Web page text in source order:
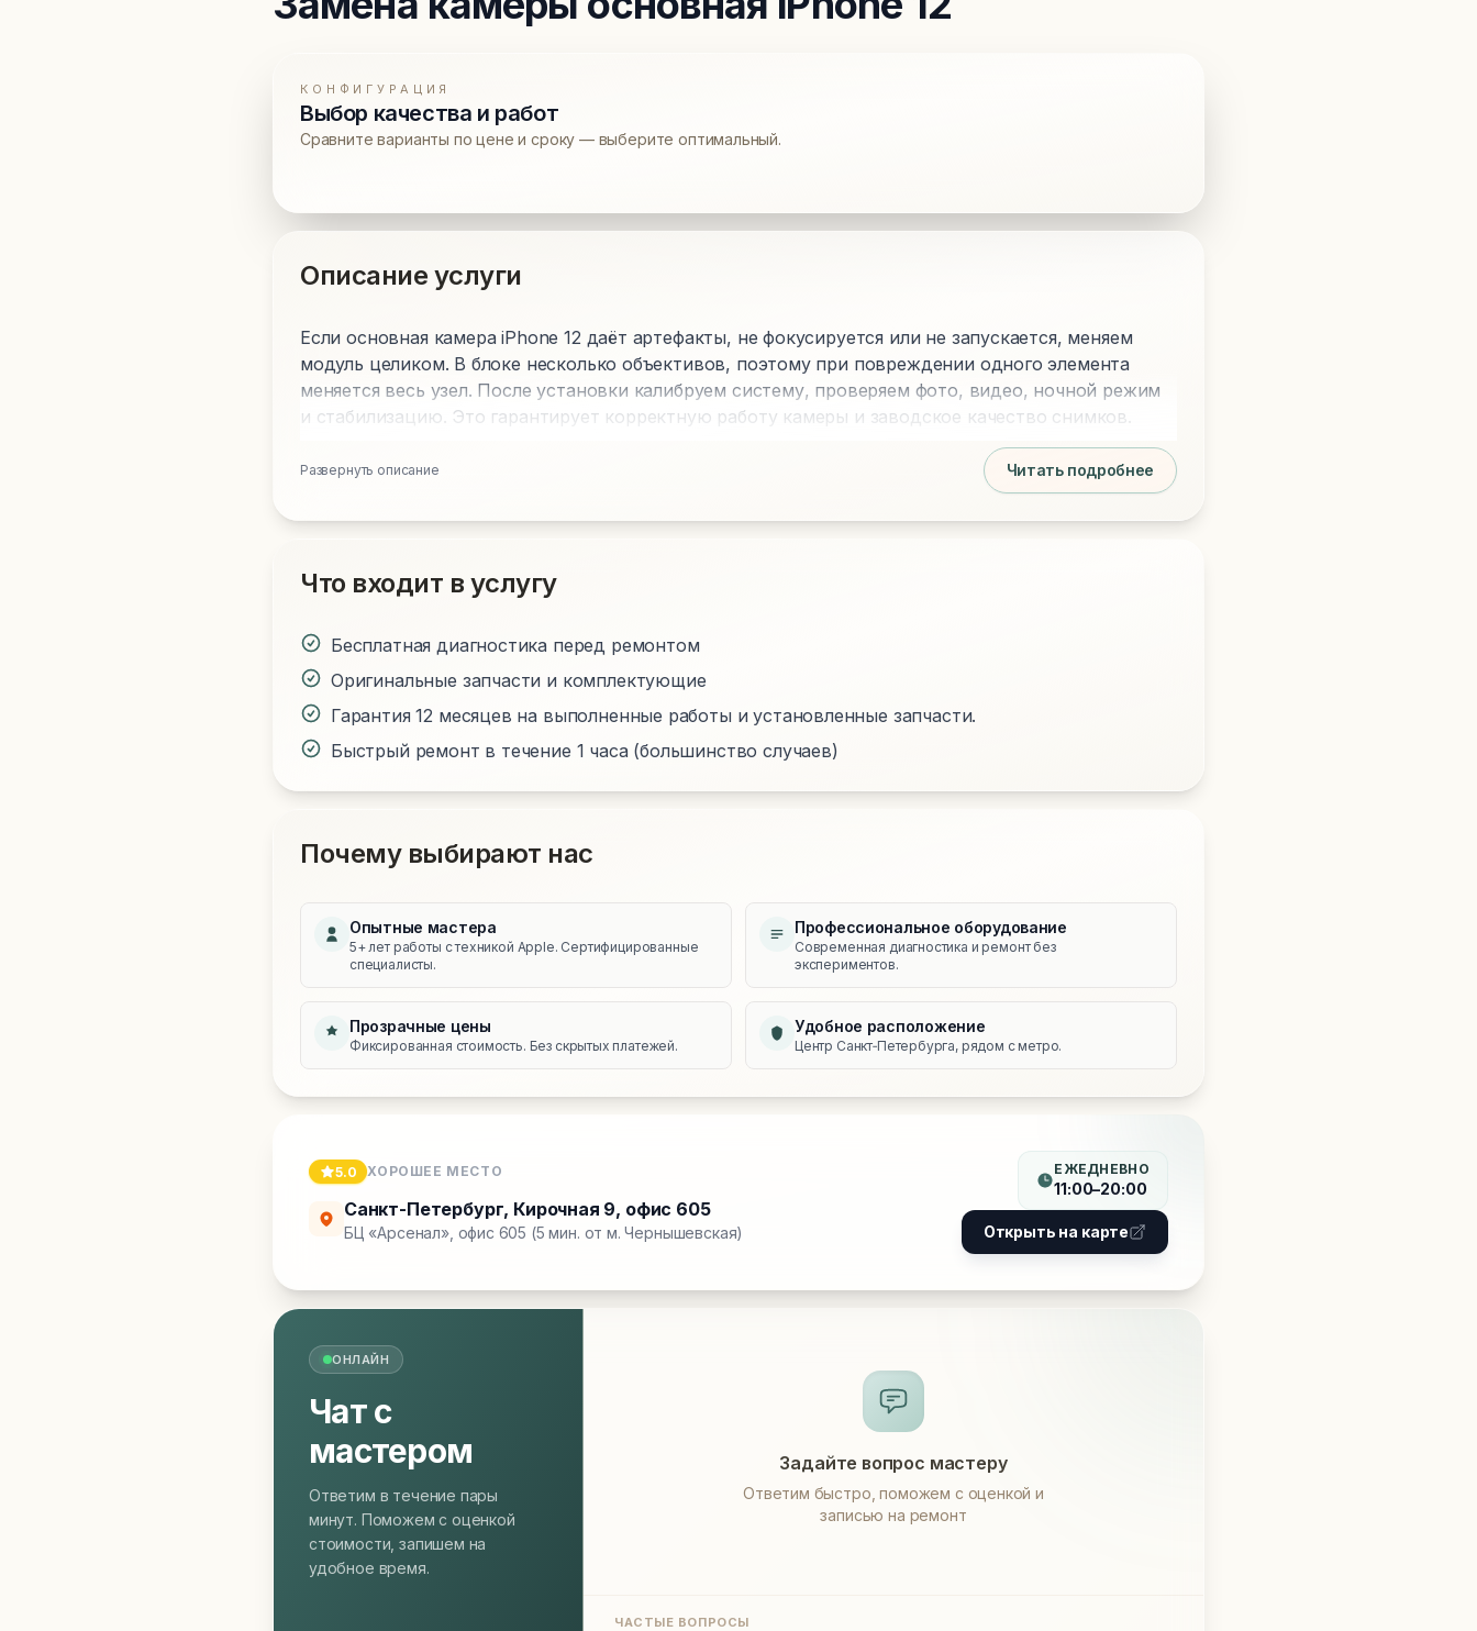
КОНФИГУРАЦИЯ
Выбор качества и работ
Сравните варианты по цене и сроку — выберите оптимальный.
Описание услуги
Если основная камера iPhone 12 даёт артефакты, не фокусируется или не запускается, меняем
модуль целиком. В блоке несколько объективов, поэтому при повреждении одного элемента
меняется весь узел. После установки калибруем систему, проверяем фото, видео, ночной режим
и стабилизацию. Это гарантирует корректную работу камеры и заводское качество снимков.
Развернуть описание Читать подробнее
Что входит в услугу
Бесплатная диагностика перед ремонтом
Оригинальные запчасти и комплектующие
Гарантия 12 месяцев на выполненные работы и установленные запчасти.
Быстрый ремонт в течение 1 часа (большинство случаев)
Почему выбирают нас
Опытные мастера
5+ лет работы с техникой Apple. Сертифицированные
специалисты.
Профессиональное оборудование
Современная диагностика и ремонт без
экспериментов.
Прозрачные цены
Фиксированная стоимость. Без скрытых платежей.
Удобное расположение
Центр Санкт‑Петербурга, рядом с метро.
5.0 ХОРОШЕЕ МЕСТО
Санкт-Петербург, Кирочная 9, офис 605
БЦ «Арсенал», офис 605 (5 мин. от м. Чернышевская)
ЕЖЕДНЕВНО
11:00–20:00
Открыть на карте
ОНЛАЙН
Чат с
мастером
Ответим в течение пары
минут. Поможем с оценкой
стоимости, запишем на
удобное время.
Задайте вопрос мастеру
Ответим быстро, поможем с оценкой и
записью на ремонт
ЧАСТЫЕ ВОПРОСЫ